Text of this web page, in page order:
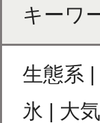
キーワ
生態系
氷 | 大